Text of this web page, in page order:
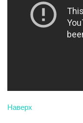
Наверх